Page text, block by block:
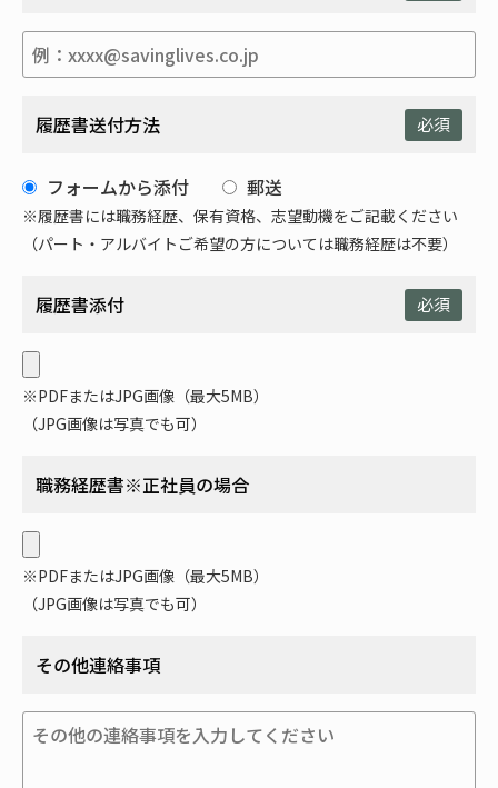
履歴書送付方法 必須
フォームから添付 郵送
※履歴書には職務経歴、保有資格、志望動機をご記載ください
（パート・アルバイトご希望の方については職務経歴は不要）
履歴書添付 必須
※PDFまたはJPG画像（最大5MB）
（JPG画像は写真でも可）
職務経歴書※正社員の場合
※PDFまたはJPG画像（最大5MB）
（JPG画像は写真でも可）
その他連絡事項